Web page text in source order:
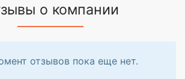
о компании
отзывов пока еще нет.